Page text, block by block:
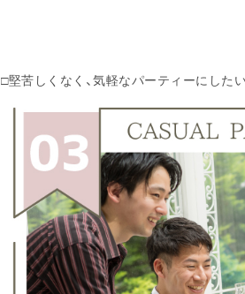
□堅苦しくなく、気軽なパーティーにした